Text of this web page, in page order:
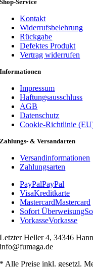
Shop-Service
Kontakt
Widerrufsbelehrung
Rückgabe
Defektes Produkt
Vertrag widerrufen
Informationen
Impressum
Haftungsausschluss
AGB
Datenschutz
Cookie-Richtlinie
Zahlungs- & Versandarten
Versandinformationen
Zahlungsarten
PayPalPayPal
VisaKreditkarte
MastercardMastercard
Sofort Überweisung
VorkasseVorkasse
Letzter Heller 4, 34346
info@fumaga.de
* Alle Preise inkl. gesetzl.